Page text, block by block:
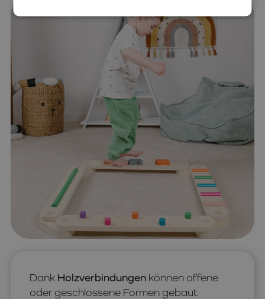
Dank Holzverbindungen können offene
oder geschlossene Formen gebaut